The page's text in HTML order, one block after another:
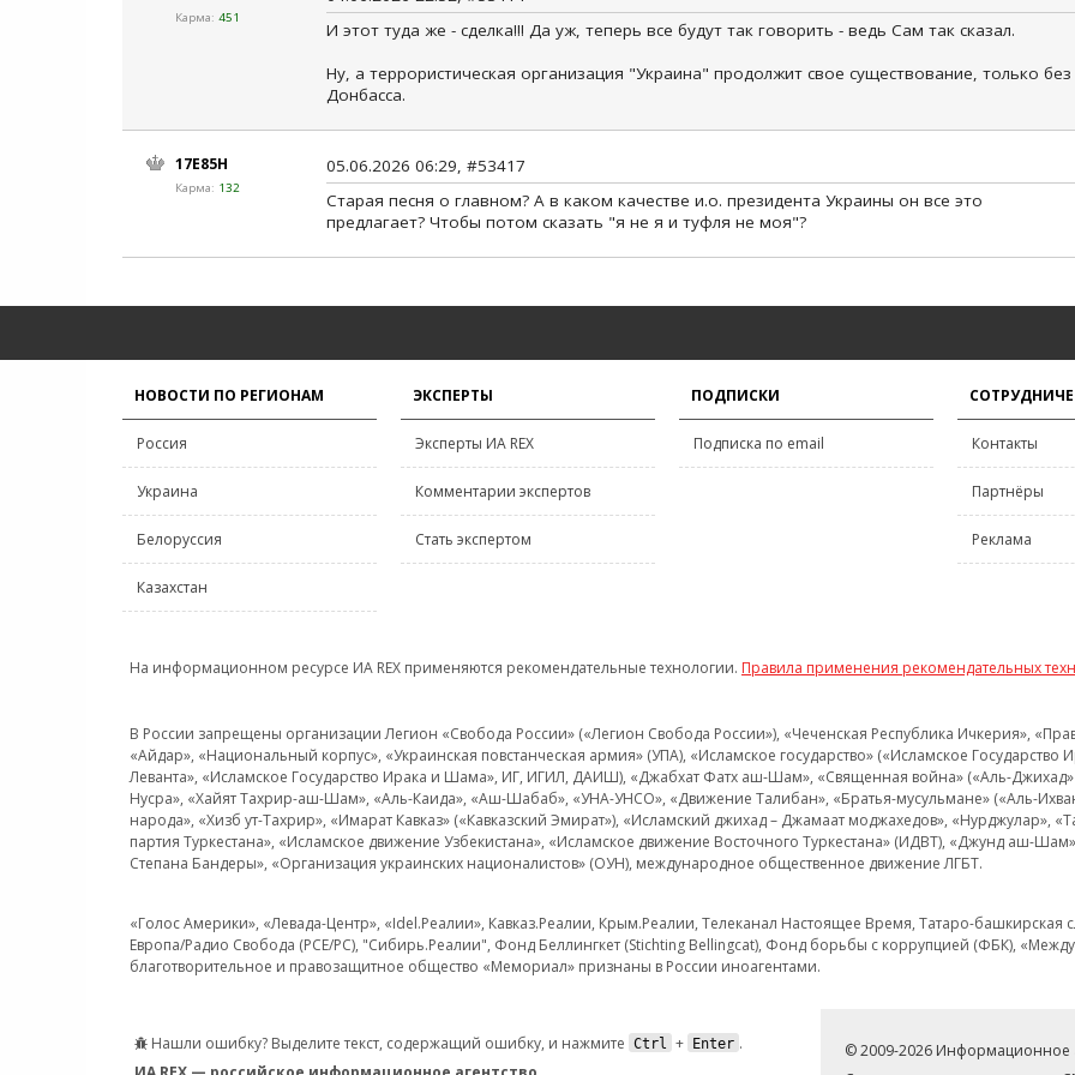
Карма: 451
И этот туда же - сделка!!! Да уж, теперь все будут так говорить - ведь Сам так сказал.
Ну, а террористическая организация "Украина" продолжит свое существование, только без
Донбасса.
17E85H
Карма: 132
05.06.2026 06:29, #53417
Старая песня о главном? А в каком качестве и.о. президента Украины он все это
предлагает? Чтобы потом сказать "я не я и туфля не моя"?
НОВОСТИ ПО РЕГИОНАМ
Россия
Украина
Белоруссия
Казахстан
ЭКСПЕРТЫ
Эксперты ИА REX
Комментарии экспертов
Стать экспертом
ПОДПИСКИ
Подписка по email Контакты
Партнёры
Реклама
На информационном ресурсе ИА REX применяются рекомендательные технологии. Правила применения рекомендательных
В России запрещены организации Легион «Свобода России» («Легион Свобода России»), «Чеченская Республика Ичкерия»,
«Айдар», «Национальный корпус», «Украинская повстанческая армия» (УПА), «Исламское государство» («Исламское
Леванта», «Исламское Государство Ирака и Шама», ИГ, ИГИЛ, ДАИШ), «Джабхат Фатх аш-Шам», «Священная война» («Аль-Джихад»
Нусра», «Хайят Тахрир-аш-Шам», «Аль-Каида», «Аш-Шабаб», «УНА-УНСО», «Движение Талибан», «Братья-мусульмане» («Аль-
народа», «Хизб ут-Тахрир», «Имарат Кавказ» («Кавказский Эмират»), «Исламский джихад – Джамаат моджахедов», «Нурджулар»,
партия Туркестана», «Исламское движение Узбекистана», «Исламское движение Восточного Туркестана» (ИДВТ), «Джунд аш-
Степана Бандеры», «Организация украинских националистов» (ОУН), международное общественное движение ЛГБТ.
«Голос Америки», «Левада-Центр», «Idel.Реалии», Кавказ.Реалии, Крым.Реалии, Телеканал Настоящее Время, Татаро-
Европа/Радио Свобода (PCE/PC), "Сибирь.Реалии", Фонд Беллингкет (Stichting Bellingcat), Фонд борьбы с коррупцией (ФБК),
благотворительное и правозащитное общество «Мемориал» признаны в России иноагентами.
Нашли ошибку? Выделите текст, содержащий ошибку, и нажмите Ctrl + Enter .
© 2009-2026 Информационное